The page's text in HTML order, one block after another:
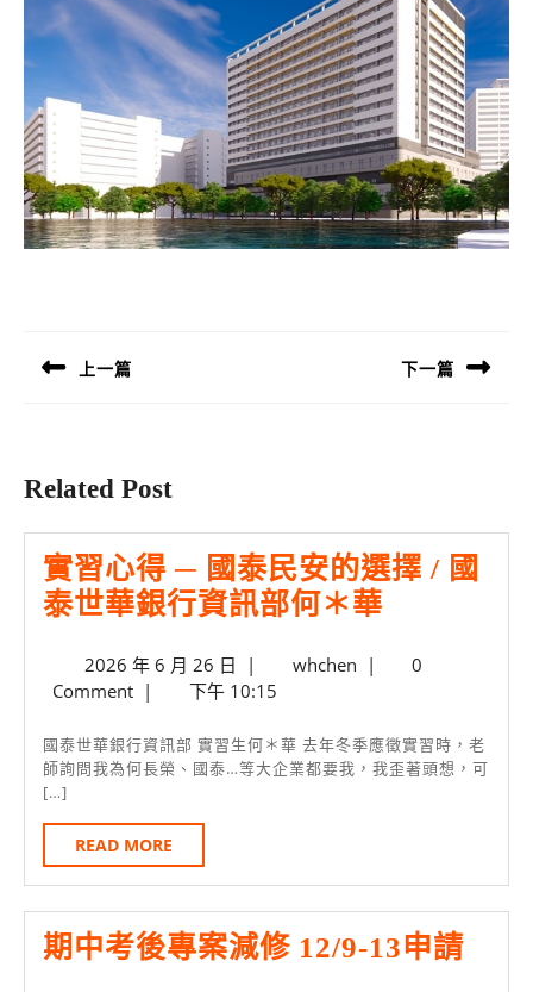
導
上一篇 下一篇
Related Post
實習心得 ─ 國泰民安的選擇 / 國
泰世華銀行資訊部何＊華
心
─
國
安
選
2026 年 6 月 26 日 2026
年
月
26
| whchenwhchen
|
0
Comment | 下午 10:15
國泰世華銀行資訊部 實習生何＊華 去年冬季應徵實習時，老
師詢問我為何長榮、國泰…等大企業都要我，我歪著頭想，可
[…]
READ MORE
MORE
期中考後專案減修 12/9-13申請